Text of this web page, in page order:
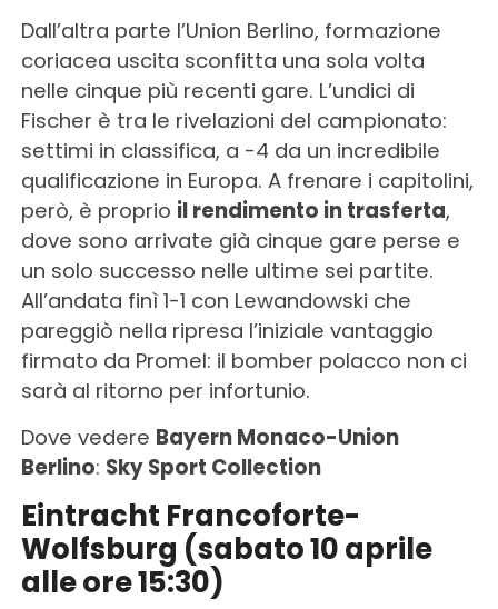
Dall’altra parte l’Union Berlino, formazione
coriacea uscita sconfitta una sola volta
nelle cinque più recenti gare. L’undici di
Fischer è tra le rivelazioni del campionato:
settimi in classifica, a -4 da un incredibile
qualificazione in Europa. A frenare i capitolini,
però, è proprio il rendimento in trasferta,
dove sono arrivate già cinque gare perse e
un solo successo nelle ultime sei partite.
All’andata finì 1-1 con Lewandowski che
pareggiò nella ripresa l’iniziale vantaggio
firmato da Promel: il bomber polacco non ci
sarà al ritorno per infortunio.
Dove vedere Bayern Monaco-Union
Berlino: Sky Sport Collection
Eintracht Francoforte-
Wolfsburg (sabato 10 aprile
alle ore 15:30)